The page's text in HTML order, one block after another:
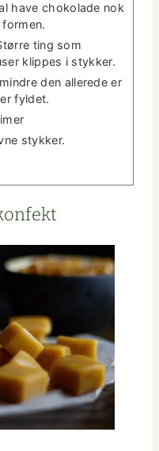
have choko­lade nok
ting som
klippes i stykker.
den allerede er
fyldet.
stykker.